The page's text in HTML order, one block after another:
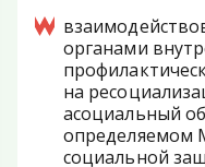
органами
на
асоциальный
определяемом
социальной